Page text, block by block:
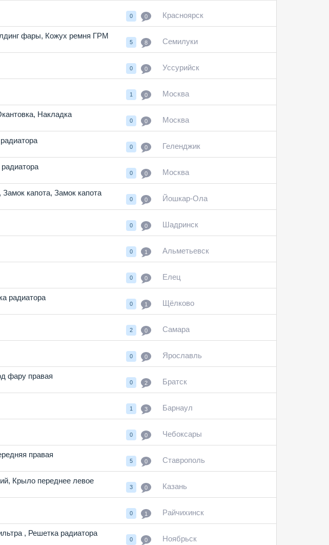
0 0 Красноярск
фары, Кожух ремня ГРМ
5 8 Семилуки
0 0 Уссурийск
1 0 Москва
, Накладка
0 0 Москва
0 0 Геленджик
0 0 Москва
, Замок капота, Замок капота
0 0 Йошкар-Ола
0 0 Шадринск
0 1 Альметьевск
0 0 Елец
радиатора
0 1 Щёлково
2 0 Самара
0 0 Ярославль
фару правая
0 2 Братск
1 3 Барнаул
0 0 Чебоксары
правая
5 0 Ставрополь
, Крыло переднее левое
3 0 Казань
0 1 Райчихинск
, Решетка радиатора
0 0 Ноябрьск